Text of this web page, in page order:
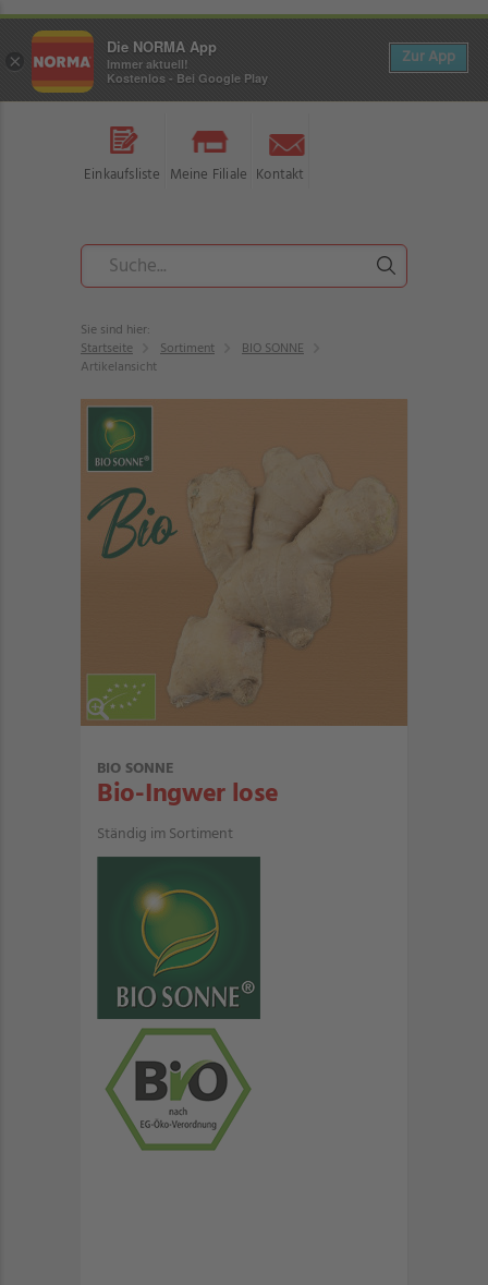
Einkaufsliste Meine Filiale Kontakt
Sie sind hier:
Startseite
Sortiment
BIO SONNE
Artikelansicht
BIO SONNE
Bio-Ingwer lose
Ständig im Sortiment
×
Die NORMA App
Immer aktuell!
Kostenlos - Bei Google Play
Zur App